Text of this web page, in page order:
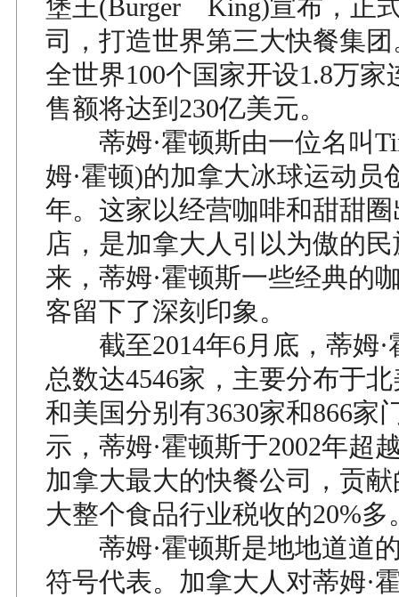
堡王(Burger King)宣布，正
司，打造世界第三大快餐集
全世界100个国家开设1.8万家
售额将达到230亿美元。
蒂姆·霍顿斯由一位名叫
姆·霍顿)的加拿大冰球运动员
年。这家以经营咖啡和甜甜
店，是加拿大人引以为傲的
来，蒂姆·霍顿斯一些经典的
客留下了深刻印象。
截至2014年6月底，蒂姆·
总数达4546家，主要分布于
和美国分别有3630家和866家
示，蒂姆·霍顿斯于2002年超
加拿大最大的快餐公司，贡
大整个食品行业税收的20%多
蒂姆·霍顿斯是地地道道
符号代表。加拿大人对蒂姆·